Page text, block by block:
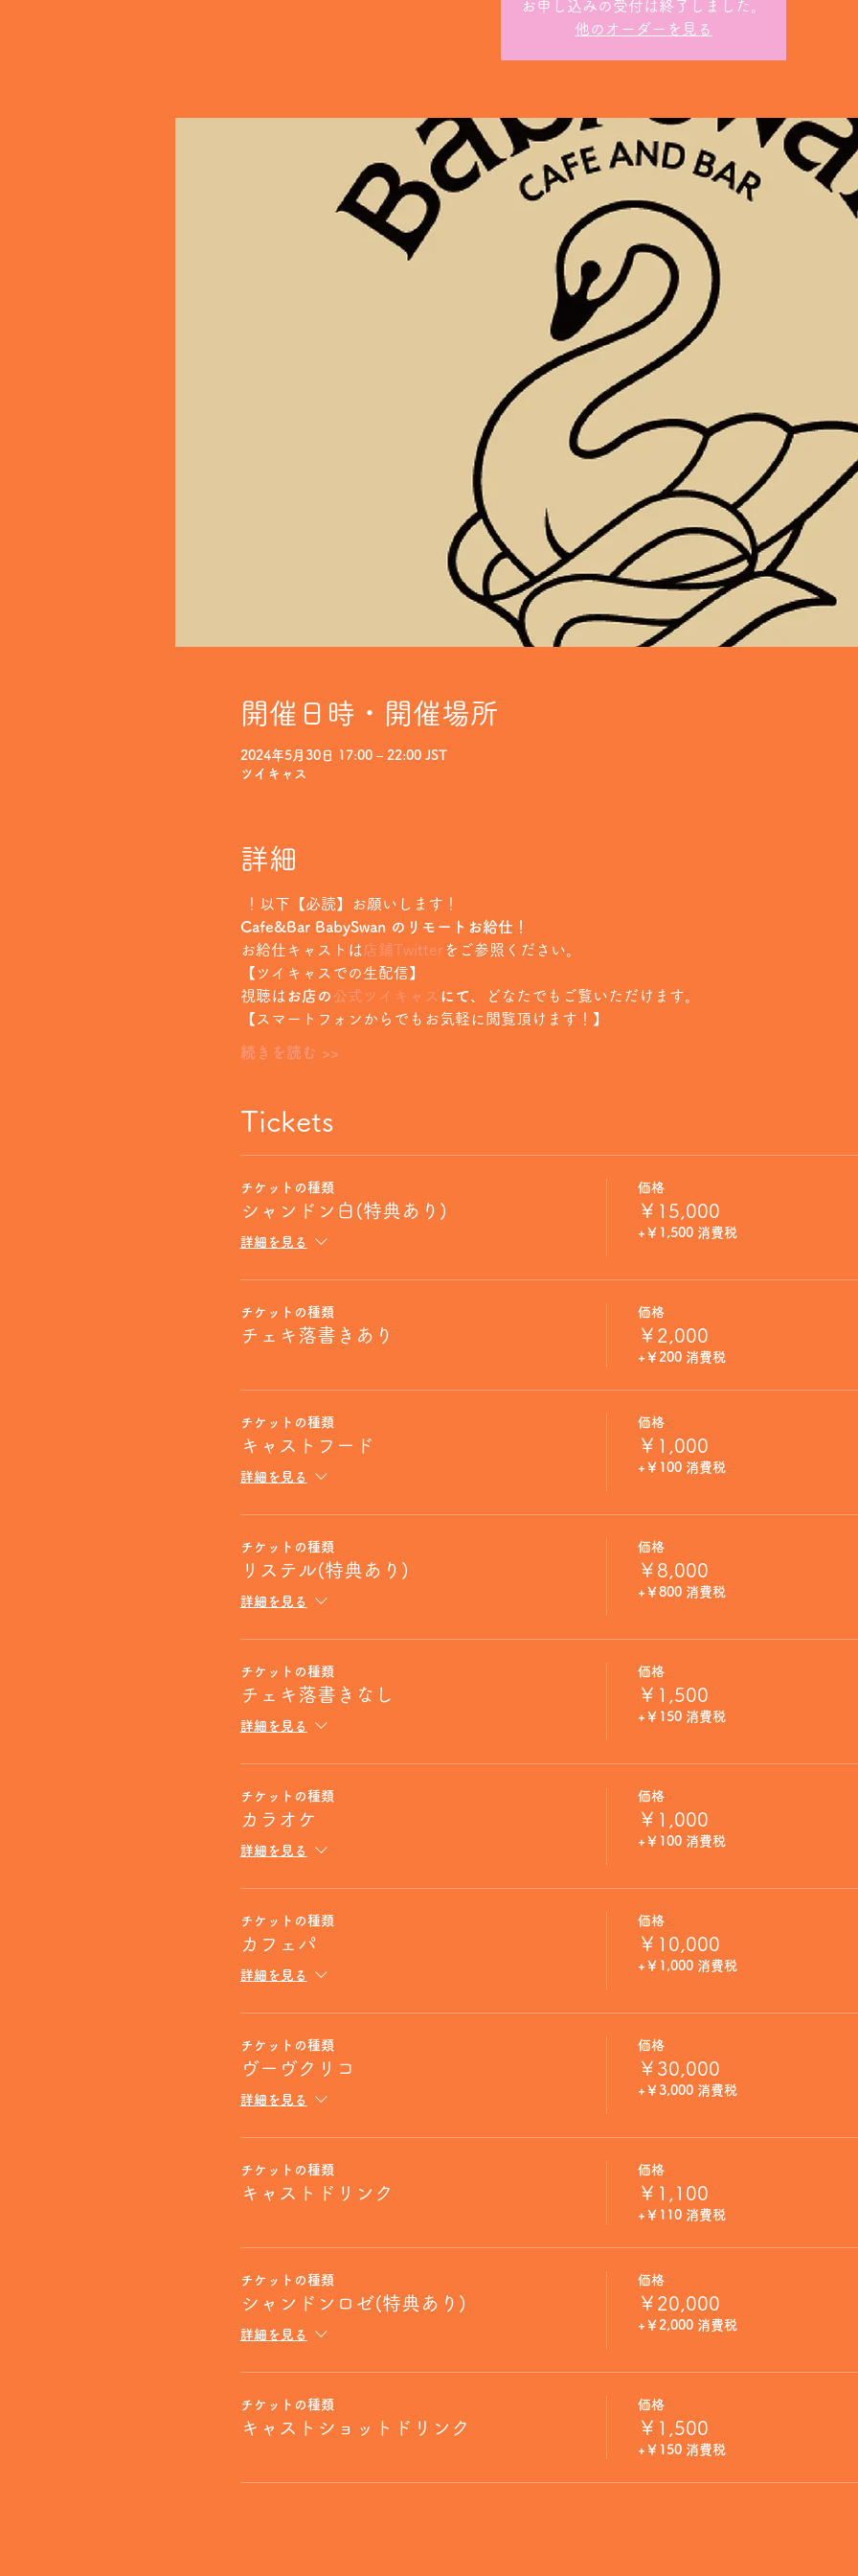
お申し込みの受付は終了しました。
他のオーダーを見る
開催日時・開催場所
2024年5月30日 17:00 – 22:00 JST
ツイキャス
詳細
！以下【必読】お願いします！
Cafe&Bar BabySwan のリモートお給仕！
お給仕キャストは 店鋪Twitterをご参照ください。
【ツイキャスでの生配信】
視聴は お店の 公式ツイキャス にて
、どなたでもご覧いただけます。
【スマートフォンからでもお気軽に閲覧頂けます！】
続きを読む >>
Tickets
チケットの種類
シャンドン白(特典あり)
詳細を見る
価格
￥15,000
+￥1,500 消費税
チケットの種類
チェキ落書きあり
価格
￥2,000
+￥200 消費税
チケットの種類
キャストフード
詳細を見る
価格
￥1,000
+￥100 消費税
チケットの種類
リステル(特典あり)
詳細を見る
価格
￥8,000
+￥800 消費税
チケットの種類
チェキ落書きなし
詳細を見る
価格
￥1,500
+￥150 消費税
チケットの種類
カラオケ
詳細を見る
価格
￥1,000
+￥100 消費税
チケットの種類
カフェパ
詳細を見る
価格
￥10,000
+￥1,000 消費税
チケットの種類
ヴーヴクリコ
詳細を見る
価格
￥30,000
+￥3,000 消費税
チケットの種類
キャストドリンク
価格
￥1,100
+￥110 消費税
チケットの種類
シャンドンロゼ(特典あり)
詳細を見る
価格
￥20,000
+￥2,000 消費税
チケットの種類
キャストショットドリンク
価格
￥1,500
+￥150 消費税